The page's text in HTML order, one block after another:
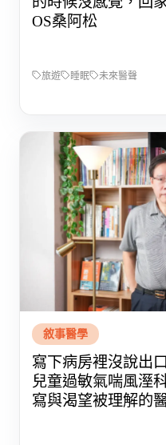
OS桑阿松
旅遊 睡眠 未來醫聲
敘事醫學
寫下病房裡沒說出
兒童過敏氣喘風溼
寫與渴望被理解的